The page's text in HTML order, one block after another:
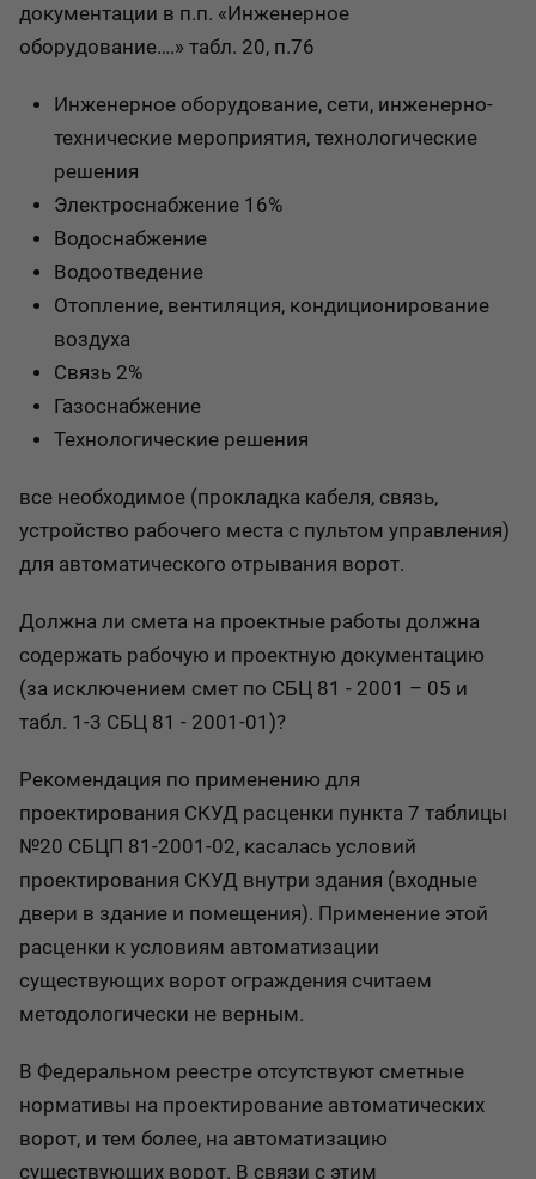
документации в п.п. «Инженерное
оборудование….» табл. 20, п.76
Инженерное оборудование, сети, инженерно-
технические мероприятия, технологические
решения
Электроснабжение 16%
Водоснабжение
Водоотведение
Отопление, вентиляция, кондиционирование
воздуха
Связь 2%
Газоснабжение
Технологические решения
все необходимое (прокладка кабеля, связь,
устройство рабочего места с пультом управления)
для автоматического отрывания ворот.
Должна ли смета на проектные работы должна
содержать рабочую и проектную документацию
(за исключением смет по СБЦ 81 - 2001 – 05 и
табл. 1-3 СБЦ 81 - 2001-01)?
Рекомендация по применению для
проектирования СКУД расценки пункта 7 таблицы
№20 СБЦП 81-2001-02, касалась условий
проектирования СКУД внутри здания (входные
двери в здание и помещения). Применение этой
расценки к условиям автоматизации
существующих ворот ограждения считаем
методологически не верным.
В Федеральном реестре отсутствуют сметные
нормативы на проектирование автоматических
ворот, и тем более, на автоматизацию
существующих ворот. В связи с этим